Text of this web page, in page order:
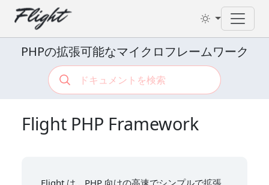
PHPの拡張可能なマイクロフレームワーク
Flight PHP Framework
Flight は、PHP 向けの高速でシンプルで拡張